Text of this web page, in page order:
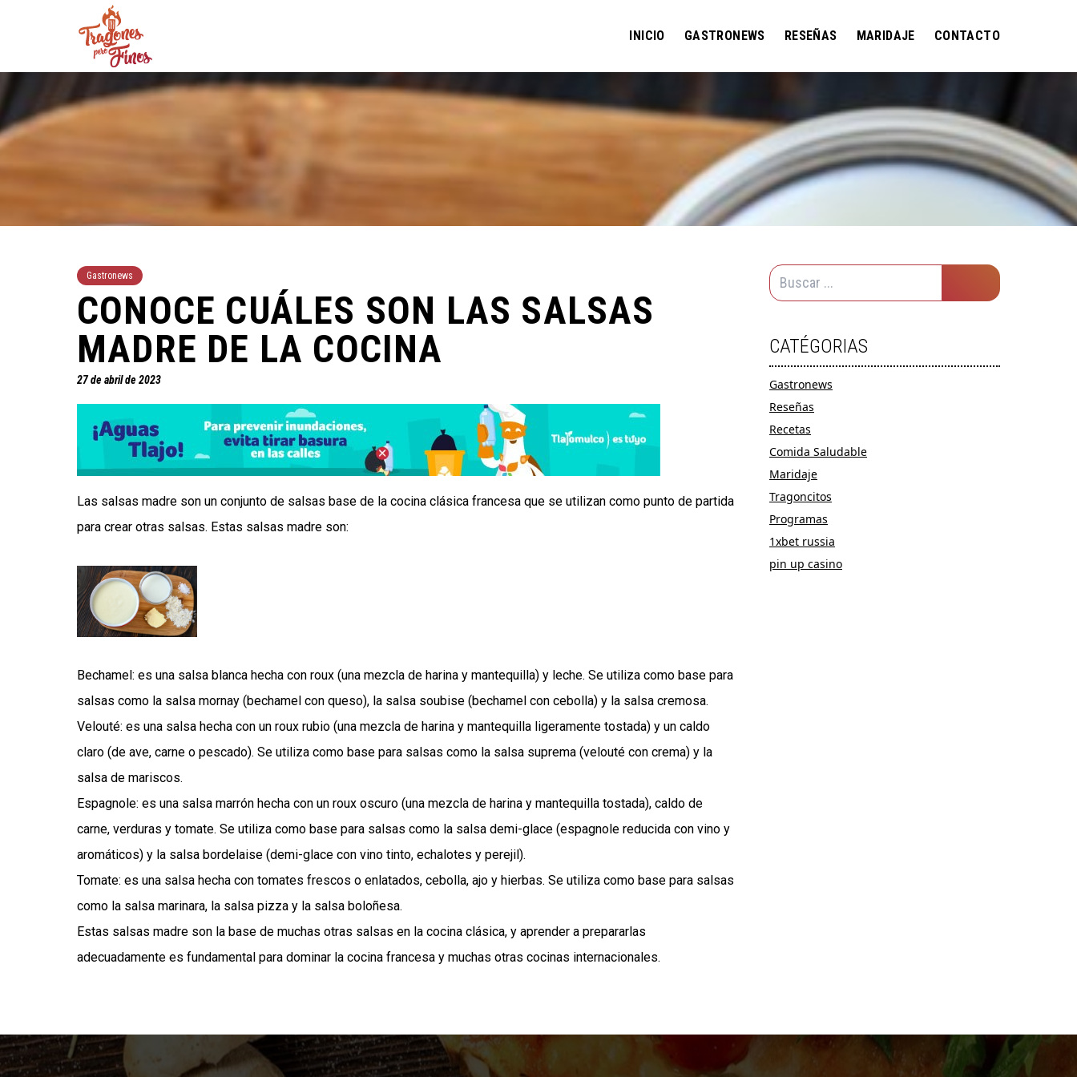
INICIO GASTRONEWS RESEÑAS MARIDAJE CONTACTO
Gastronews
CONOCE CUÁLES SON LAS SALSAS
MADRE DE LA COCINA
27 de abril de 2023
Las salsas madre son un conjunto de salsas base de la cocina clásica francesa que se utilizan como punto de partida
para crear otras salsas. Estas salsas madre son:
Bechamel: es una salsa blanca hecha con roux (una mezcla de harina y mantequilla) y leche. Se utiliza como base para
salsas como la salsa mornay (bechamel con queso), la salsa soubise (bechamel con cebolla) y la salsa cremosa.
Velouté: es una salsa hecha con un roux rubio (una mezcla de harina y mantequilla ligeramente tostada) y un caldo
claro (de ave, carne o pescado). Se utiliza como base para salsas como la salsa suprema (velouté con crema) y la
salsa de mariscos.
Espagnole: es una salsa marrón hecha con un roux oscuro (una mezcla de harina y mantequilla tostada), caldo de
carne, verduras y tomate. Se utiliza como base para salsas como la salsa demi-glace (espagnole reducida con vino y
aromáticos) y la salsa bordelaise (demi-glace con vino tinto, echalotes y perejil).
Tomate: es una salsa hecha con tomates frescos o enlatados, cebolla, ajo y hierbas. Se utiliza como base para salsas
como la salsa marinara, la salsa pizza y la salsa boloñesa.
Estas salsas madre son la base de muchas otras salsas en la cocina clásica, y aprender a prepararlas
adecuadamente es fundamental para dominar la cocina francesa y muchas otras cocinas internacionales.
CATÉGORIAS
Gastronews
Reseñas
Recetas
Comida Saludable
Maridaje
Tragoncitos
Programas
1xbet russia
pin up casino